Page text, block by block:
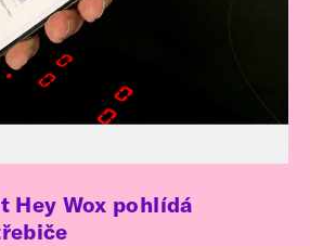
Hey Wox pohlídá